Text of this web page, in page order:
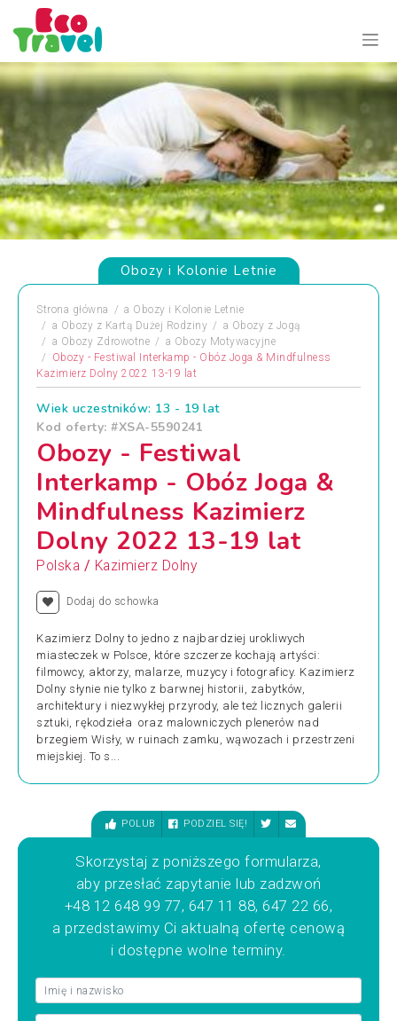
Obozy i Kolonie Letnie
Strona główna a Obozy i Kolonie Letnie
a Obozy z Kartą Dużej Rodziny a Obozy z Jogą
a Obozy Zdrowotne a Obozy Motywacyjne
Obozy - Festiwal Interkamp - Obóz Joga & Mindfulness
Kazimierz Dolny 2022 13-19 lat
Wiek uczestników: 13 - 19 lat
Kod oferty: #XSA-5590241
Obozy - Festiwal
Interkamp - Obóz Joga &
Mindfulness Kazimierz
Dolny 2022 13-19 lat
Polska / Kazimierz Dolny
Dodaj do schowka
Kazimierz Dolny to jedno z najbardziej urokliwych
miasteczek w Polsce, które szczerze kochają artyści:
filmowcy, aktorzy, malarze, muzycy i fotograficy. Kazimierz
Dolny słynie nie tylko z barwnej historii, zabytków,
architektury i niezwykłej przyrody, ale też licznych galerii
sztuki, rękodzieła oraz malowniczych plenerów nad
brzegiem Wisły, w ruinach zamku, wąwozach i przestrzeni
miejskiej. To s...
POLUB PODZIEL SIĘ!
Skorzystaj z poniższego formularza,
aby przesłać zapytanie lub zadzwoń
+48 12 648 99 77, 647 11 88, 647 22 66,
a przedstawimy Ci aktualną ofertę cenową
i dostępne wolne terminy.